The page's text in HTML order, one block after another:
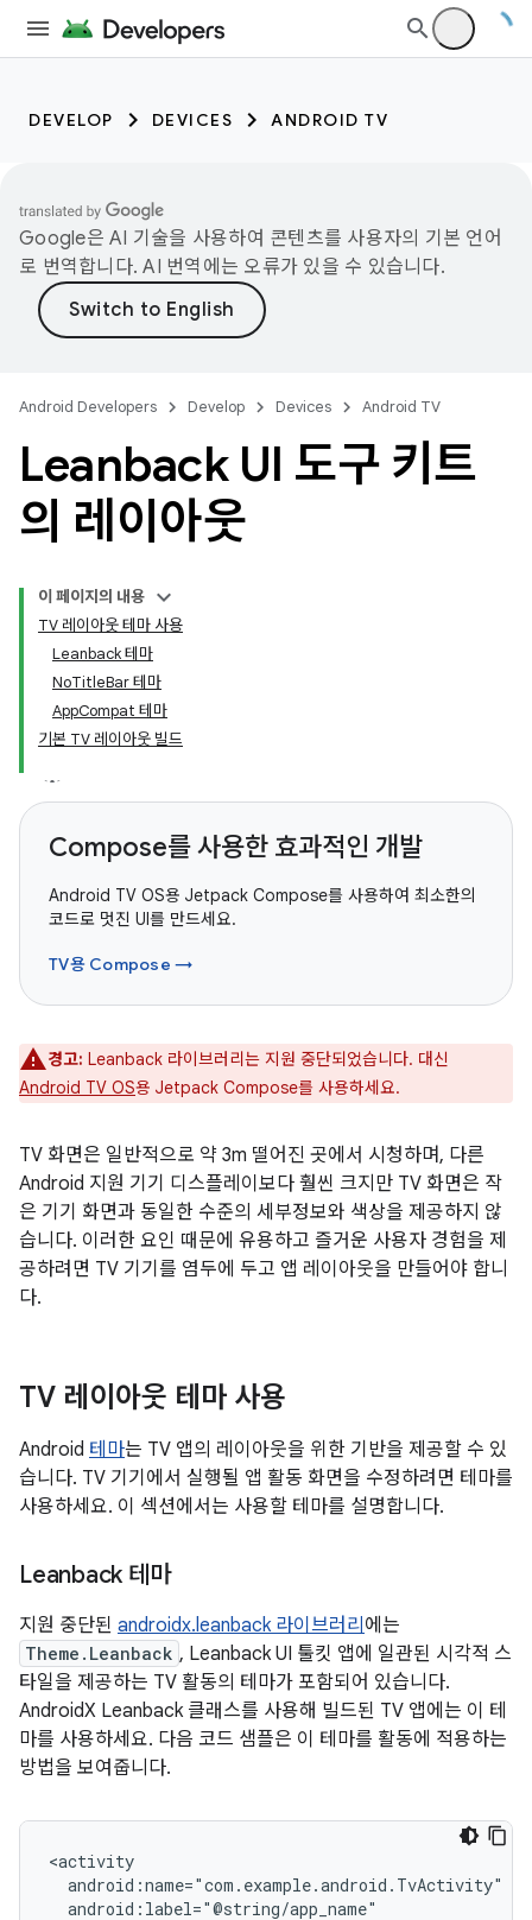
DEVELOP DEVICES ANDROID TV
Google은 AI 기술을 사용하여 콘텐츠를 사용자의 기본 언어
로 번역합니다. AI 번역에는 오류가 있을 수 있습니다.
Android Developers Develop Devices Android TV
Leanback UI 도구 키트
의 레이아웃
이 페이지의 내용
TV 레이아웃 테마 사용
Leanback 테마
NoTitleBar 테마
AppCompat 테마
기본 TV 레이아웃 빌드
Compose를 사용한 효과적인 개발
Android TV OS용 Jetpack Compose를 사용하여 최소한의
코드로 멋진 UI를 만드세요.
TV용 Compose →
경고: Leanback 라이브러리는 지원 중단되었습니다. 대신
Android TV OS용 Jetpack Compose를 사용하세요.
TV 화면은 일반적으로 약 3m 떨어진 곳에서 시청하며, 다른
Android 지원 기기 디스플레이보다 훨씬 크지만 TV 화면은 작
은 기기 화면과 동일한 수준의 세부정보와 색상을 제공하지 않
습니다. 이러한 요인 때문에 유용하고 즐거운 사용자 경험을 제
공하려면 TV 기기를 염두에 두고 앱 레이아웃을 만들어야 합니
다.
TV 레이아웃 테마 사용
Android 테마는 TV 앱의 레이아웃을 위한 기반을 제공할 수 있
습니다. TV 기기에서 실행될 앱 활동 화면을 수정하려면 테마를
사용하세요. 이 섹션에서는 사용할 테마를 설명합니다.
Leanback 테마
지원 중단된 androidx.leanback 라이브러리 에는
Theme.Leanback , Leanback UI 툴킷 앱에 일관된 시각적 스
타일을 제공하는 TV 활동의 테마가 포함되어 있습니다.
AndroidX Leanback 클래스를 사용해 빌드된 TV 앱에는 이 테
마를 사용하세요. 다음 코드 샘플은 이 테마를 활동에 적용하는
방법을 보여줍니다.